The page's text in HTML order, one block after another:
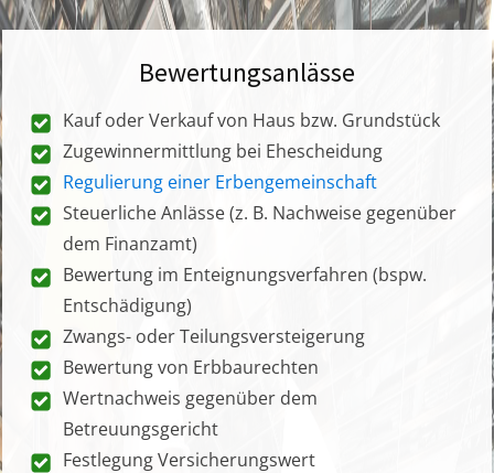
Bewertungsanlässe
Kauf oder Verkauf von Haus bzw. Grundstück
Zugewinnermittlung bei Ehescheidung
Regulierung einer Erbengemeinschaft
Steuerliche Anlässe (z. B. Nachweise gegenüber
dem Finanzamt)
Bewertung im Enteignungsverfahren (bspw.
Entschädigung)
Zwangs- oder Teilungsversteigerung
Bewertung von Erbbaurechten
Wertnachweis gegenüber dem
Betreuungsgericht
Festlegung Versicherungswert